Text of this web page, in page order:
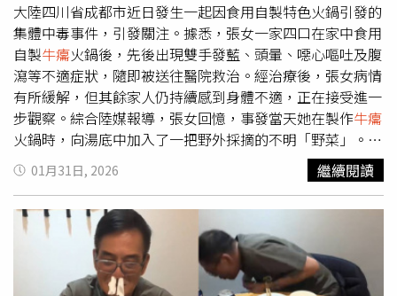
大陸四川省成都市近日發生一起因食用自製特色火鍋引發的
集體中毒事件，引發關注。據悉，張女一家四口在家中食用
自製牛癟火鍋後，先後出現雙手發藍、頭暈、噁心嘔吐及腹
瀉等不適症狀，隨即被送往醫院救治。經治療後，張女病情
有所緩解，但其餘家人仍持續感到身體不適，正在接受進一
步觀察。綜合陸媒報導，張女回憶，事發當天她在製作牛癟
火鍋時，向湯底中加入了一把野外採摘的不明「野菜」。該
食材下鍋後，原本正常的火鍋湯底迅速變黑，但一家人並未
引起足夠重視，仍繼續食用，最終導致中毒事件發生。據了
解，牛癟火鍋是貴州地區的傳統特色美食，因風味獨特，被
部分食客稱為「東方奶酪火鍋」。然而，正宗的
作流程十分嚴謹，需選用健康牛隻胃中尚未完全消化的草
汁，經多次過濾並在高溫下持續熬煮至少15分鐘，以降低有
害物質殘留風險，搭配的輔料也需經過安全驗證。相比之
01月31日, 2026 繼續閱讀